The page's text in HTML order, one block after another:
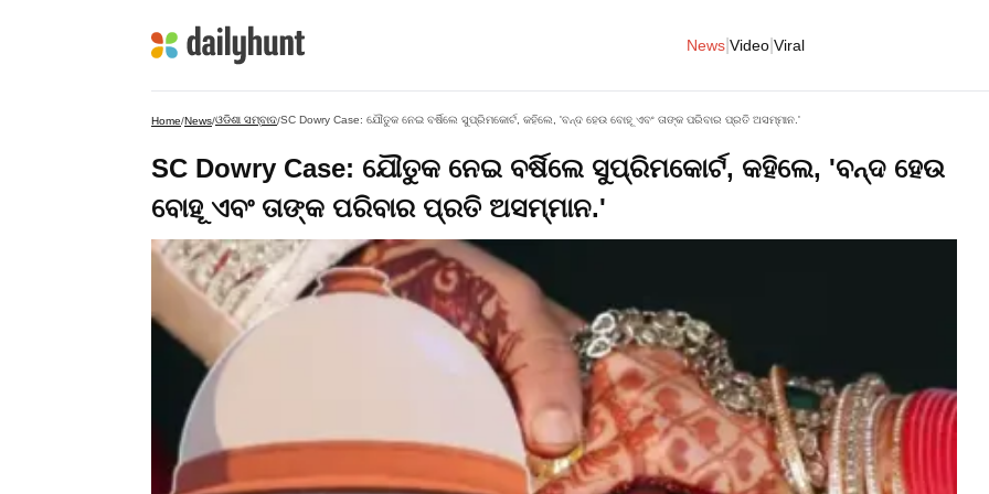
News Video Viral
Home/News/ଓଡିଶା ସମ୍ବାଦ/SC Dowry Case: ଯୌତୁକ ନେଇ ବର୍ଷିଲେ ସୁପ୍ରିମକୋର୍ଟ, କହିଲେ, 'ବନ୍ଦ ହେଉ ବୋହୂ ଏବଂ ତାଙ୍କ ପରିବାର ପ୍ରତି ଅସମ୍ମାନ.'
SC Dowry Case: ଯୌତୁକ ନେଇ ବର୍ଷିଲେ ସୁପ୍ରିମକୋର୍ଟ, କହିଲେ, 'ବନ୍ଦ ହେଉ
ବୋହୂ ଏବଂ ତାଙ୍କ ପରିବାର ପ୍ରତି ଅସମ୍ମାନ.'